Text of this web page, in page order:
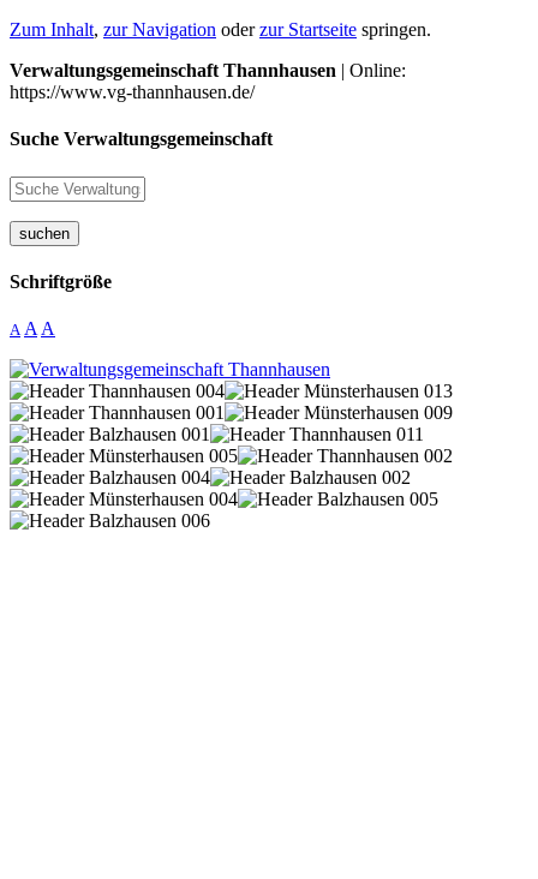
Zum Inhalt, zur Navigation oderzur Startseite springen.
Verwaltungsgemeinschaft Thannhausen | Online:
https://www.vg-thannhausen.de/
Suche Verwaltungsgemeinschaft
suchen
Schriftgröße
A A A